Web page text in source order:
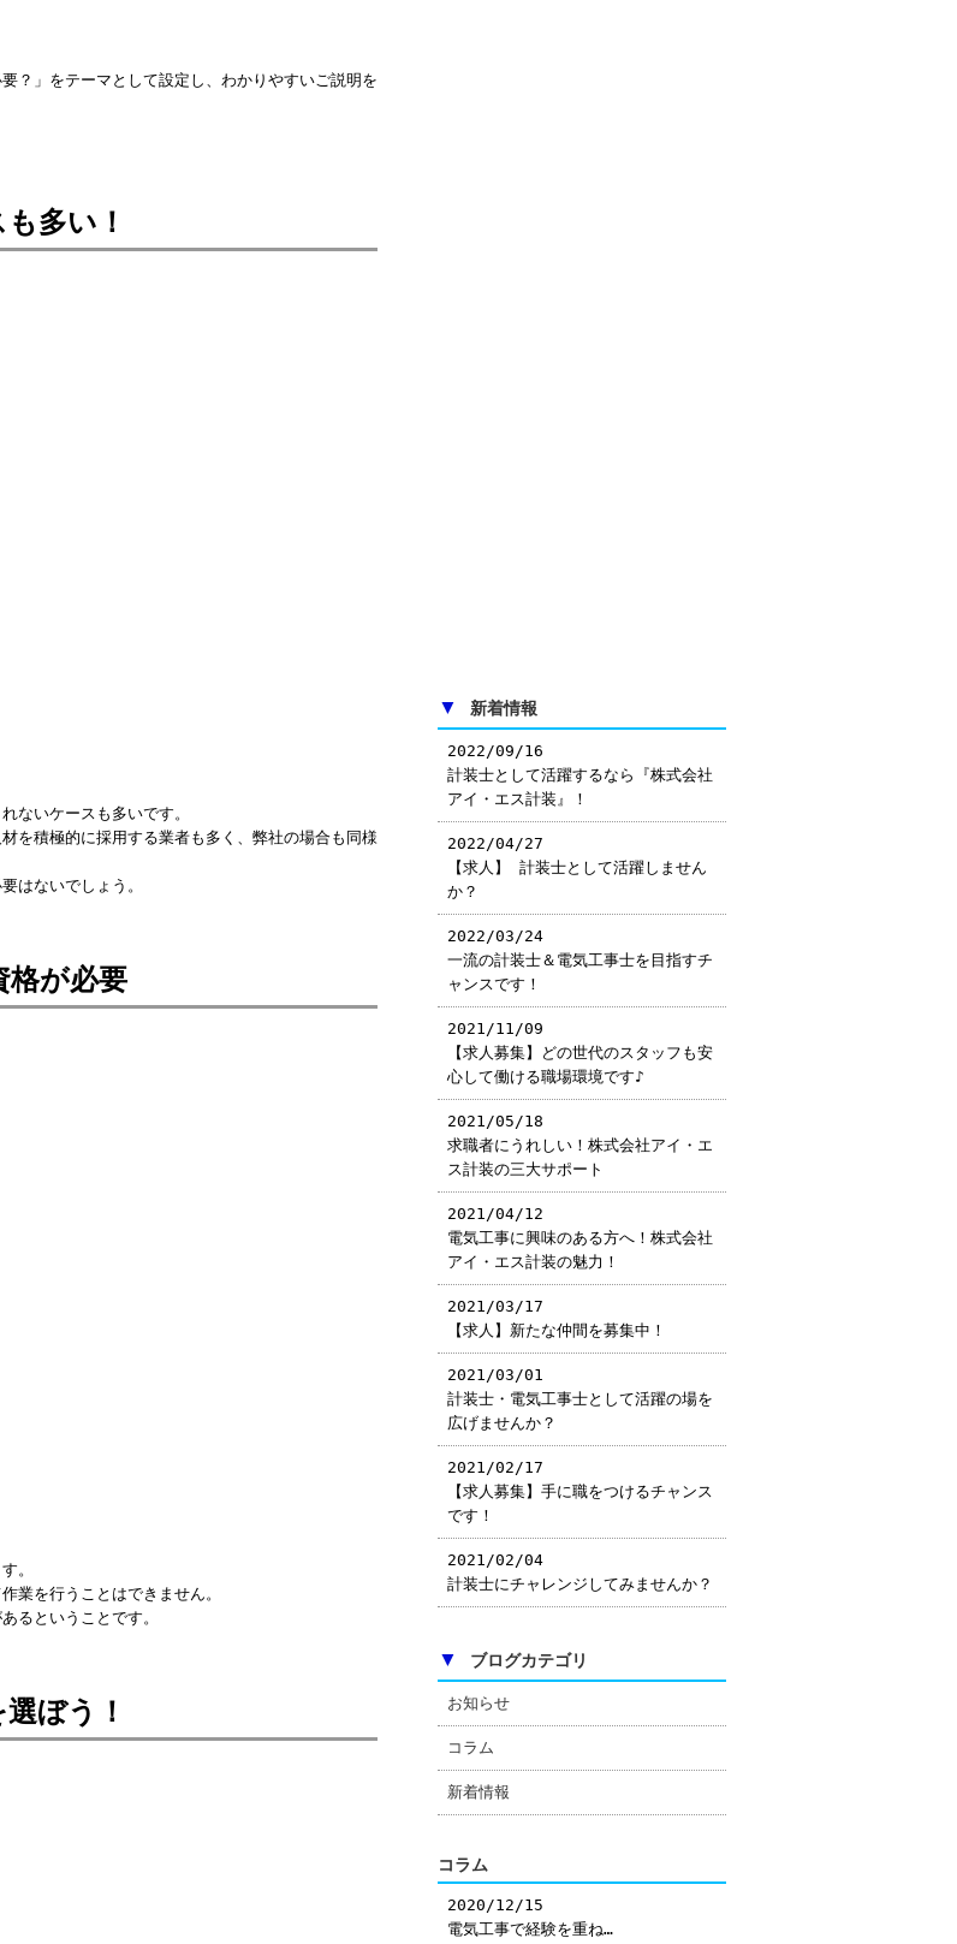
？」をテーマとして設定し、わかりやすいご説明を
多い！
ないケースも多いです。
を積極的に採用する業者も多く、弊社の場合も同様
はないでしょう。
格が必要
。
業を行うことはできません。
るということです。
ぼう！
▼ 新着情報
2022/09/16
計装士として活躍するなら『株式会社
アイ・エス計装』！
2022/04/27
【求人】 計装士として活躍しません
か？
2022/03/24
一流の計装士＆電気工事士を目指すチ
ャンスです！
2021/11/09
【求人募集】どの世代のスタッフも安
心して働ける職場環境です♪
2021/05/18
求職者にうれしい！株式会社アイ・エ
ス計装の三大サポート
2021/04/12
電気工事に興味のある方へ！株式会社
アイ・エス計装の魅力！
2021/03/17
【求人】新たな仲間を募集中！
2021/03/01
計装士・電気工事士として活躍の場を
広げませんか？
2021/02/17
【求人募集】手に職をつけるチャンス
です！
2021/02/04
計装士にチャレンジしてみませんか？
▼ ブログカテゴリ
お知らせ
コラム
新着情報
コラム
2020/12/15
電気工事で経験を重ね…